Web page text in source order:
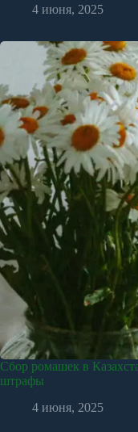
4 июня, 2025
Сбор ромашек в
штрафы
4 июня, 2025